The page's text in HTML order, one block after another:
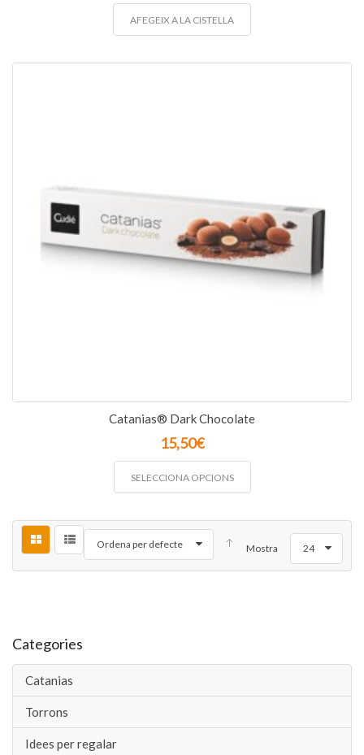
Categories
Catanias
Torrons
Idees per regalar
AFEGEIX A LA CISTELLA
Catanias® Dark Chocolate
15,50€
SELECCIONA OPCIONS
Ordena per defecte Mostra 24